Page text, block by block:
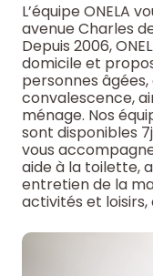
L’équipe ONELA
avenue Charles
Depuis 2006,
domicile et
personnes
convalescence,
ménage. Nos
sont disponibles
vous
aide à la toilette,
entretien de la
activités et loisirs,